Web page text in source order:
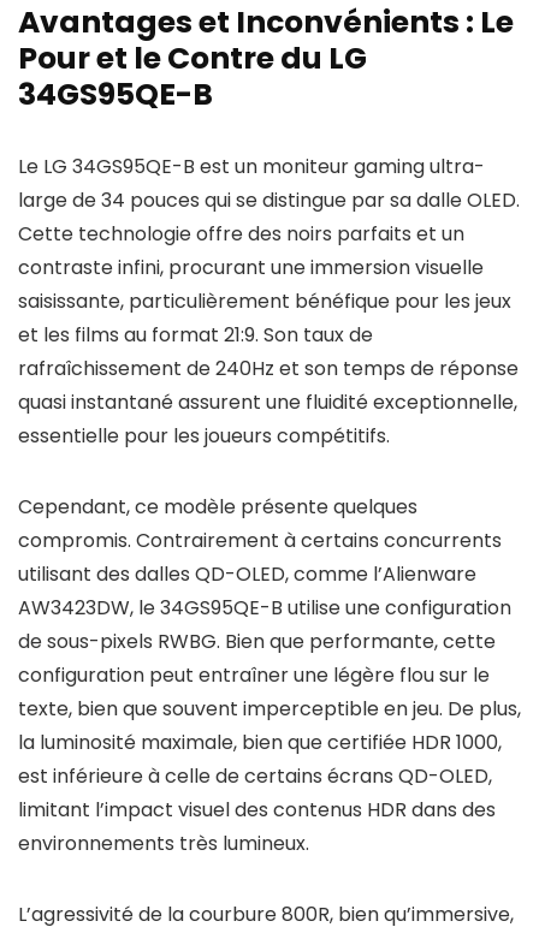
Avantages et Inconvénients : Le
Pour et le Contre du LG
34GS95QE-B
Le LG 34GS95QE-B est un moniteur gaming ultra-
large de 34 pouces qui se distingue par sa dalle OLED.
Cette technologie offre des noirs parfaits et un
contraste infini, procurant une immersion visuelle
saisissante, particulièrement bénéfique pour les jeux
et les films au format 21:9. Son taux de
rafraîchissement de 240Hz et son temps de réponse
quasi instantané assurent une fluidité exceptionnelle,
essentielle pour les joueurs compétitifs.
Cependant, ce modèle présente quelques
compromis. Contrairement à certains concurrents
utilisant des dalles QD-OLED, comme l’Alienware
AW3423DW, le 34GS95QE-B utilise une configuration
de sous-pixels RWBG. Bien que performante, cette
configuration peut entraîner une légère flou sur le
texte, bien que souvent imperceptible en jeu. De plus,
la luminosité maximale, bien que certifiée HDR 1000,
est inférieure à celle de certains écrans QD-OLED,
limitant l’impact visuel des contenus HDR dans des
environnements très lumineux.
L’agressivité de la courbure 800R, bien qu’immersive,